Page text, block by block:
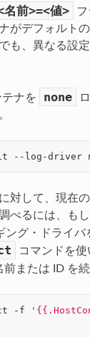
名前>=<値>
がデフォルト
も、異なる設
ナを none
対して、現在
べるには、も
ング・ドライバ
コマンドを
前または ID を続
-f